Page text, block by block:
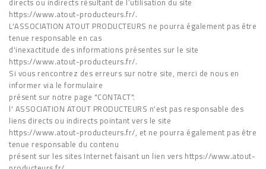
https://www.atout-producteurs.fr/.
L'ASSOCIATION ATOUT PRODUCTEURS ne pourra également pas être
tenue responsable en cas
d'inexactitude des informations présentes sur le site
https://www.atout-producteurs.fr/.
Si vous rencontrez des erreurs sur notre site, merci de nous en
informer via le formulaire
présent sur notre page "CONTACT".
l' ASSOCIATION ATOUT PRODUCTEURS n'est pas responsable des
liens directs ou indirects pointant vers le site
https://www.atout-producteurs.fr/, et ne pourra également pas être
tenue responsable du contenu
présent sur les sites Internet faisant un lien vers https://www.atout-